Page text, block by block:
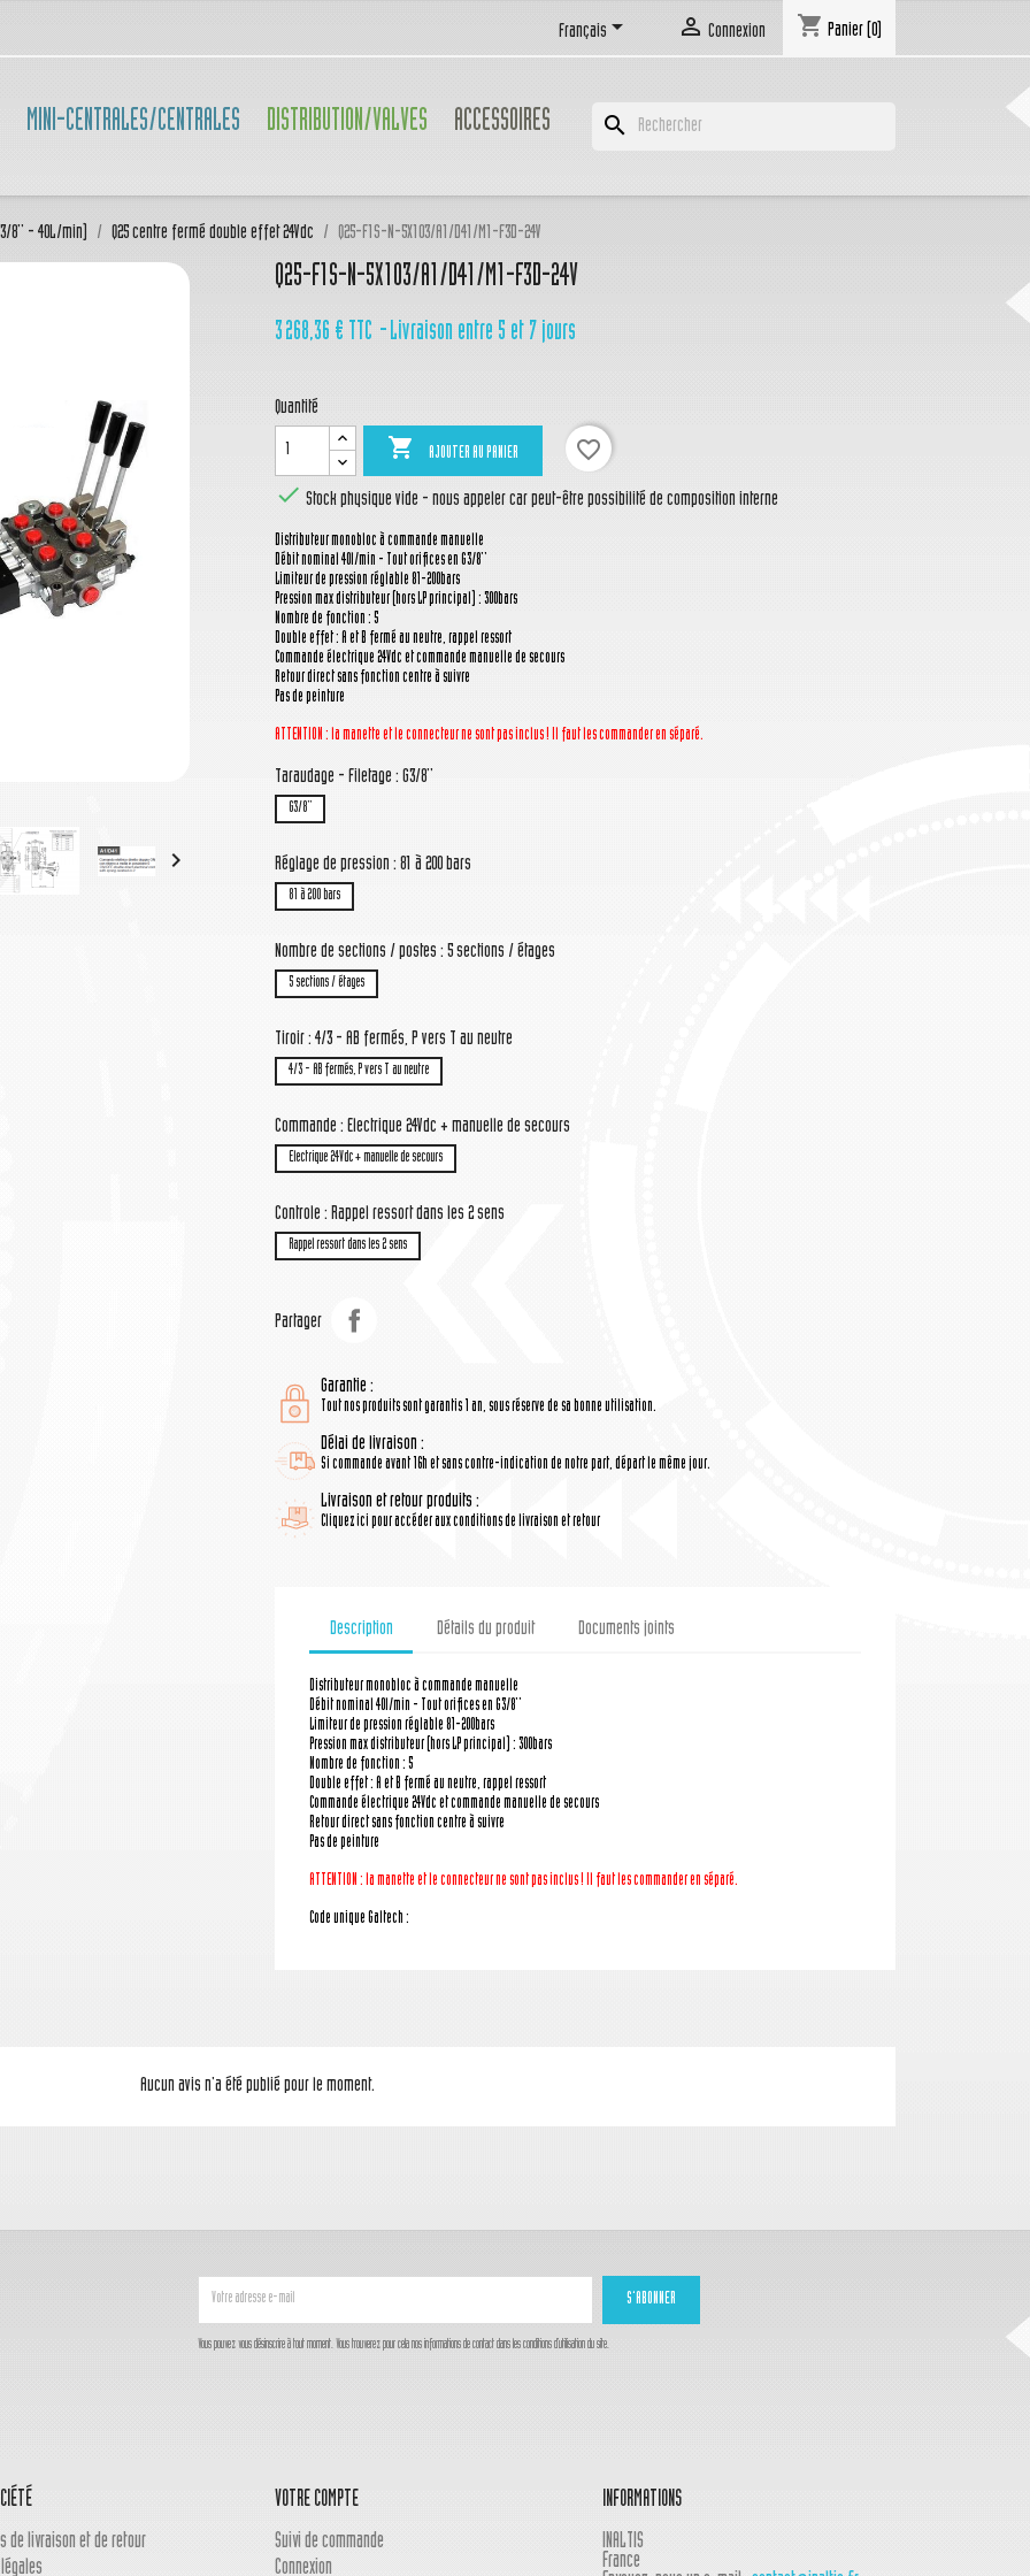
Français  Connexion shopping_cart Panier (0)
MINI-CENTRALES/CENTRALES DISTRIBUTION/VALVES ACCESSOIRES search
8'' - 40L/min) Q25 centre fermé double effet 24Vdc Q25-F1S-N-5X103/A1/D41/M1-F3D-24V

Q25-F1S-N-5X103/A1/D41/M1-F3D-24V
3 268,36 € TTC Livraison entre 5 et 7 jours
Quantité
 AJOUTER AU PANIER
favorite_border
 Stock physique vide - nous appeler car peut-être possibilité de composition interne
Distributeur monobloc à commande manuelle
Débit nominal 40l/min - Tout orifices en G3/8''
Limiteur de pression réglable 81-200bars
Pression max distributeur (hors LP principal) : 300bars
Nombre de fonction : 5
Double effet : A et B fermé au neutre, rappel ressort
Commande électrique 24Vdc et commande manuelle de secours
Retour direct sans fonction centre à suivre
Pas de peinture
ATTENTION : la manette et le connecteurne sont pas inclus ! Il faut les commander en séparé.
Taraudage - Filetage : G3/8''
G3/8''
Réglage de pression : 81 à 200 bars
81 à 200 bars
Nombre de sections / postes : 5 sections / étages
5 sections / étages
Tiroir : 4/3 - AB fermés, P vers T au neutre
4/3 - AB fermés, P vers T au neutre
Commande : Electrique 24Vdc + manuelle de secours
Electrique 24Vdc + manuelle de secours
Controle : Rappel ressort dans les 2 sens
Rappel ressort dans les 2 sens
Partager
Garantie :
Tout nos produits sont garantis 1 an, sous réserve de sa bonne utilisation.
Délai de livraison :
Si commande avant 16h et sans contre-indication de notre part, départ le même jour.
Livraison et retour produits :
Cliquez ici pour accéder aux conditions de livraison et retour
Description Détails du produit Documents joints
Distributeur monobloc à commande manuelle
Débit nominal 40l/min - Tout orifices en G3/8''
Limiteur de pression réglable 81-200bars
Pression max distributeur (hors LP principal) : 300bars
Nombre de fonction : 5
Double effet : A et B fermé au neutre, rappel ressort
Commande électrique 24Vdc et commande manuelle de secours
Retour direct sans fonction centre à suivre
Pas de peinture
ATTENTION : la manette et le connecteurne sont pas inclus ! Il faut les commander en séparé.
Code unique Galtech :
Aucun avis n'a été publié pour le moment.
Vous pouvez vous désinscrire à tout moment. Vous trouverez pour cela nos informations de contact dans les conditions d'utilisation du site.
de livraison et de retour
VOTRE COMPTE
Suivi de commande
Connexion
INFORMATIONS
INALTIS
France